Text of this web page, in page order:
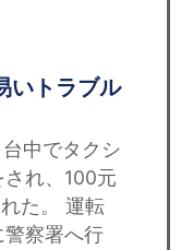
いトラブル
中でタクシ
れ、100元
た。 運転
察署へ行